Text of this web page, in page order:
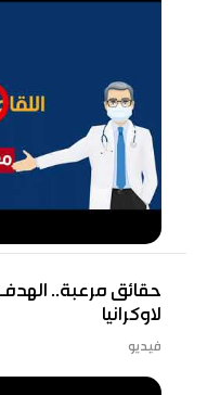
حقائق مرعبة..
لاوكرانيا
فيديو